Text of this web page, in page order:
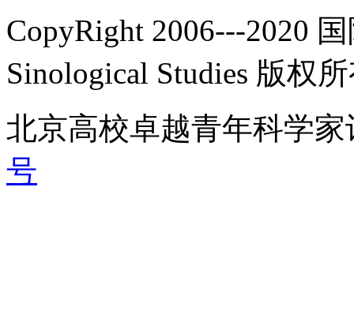
CopyRight 2006---2020
Sinological Studies 版权
北京高校卓越青年科学
号